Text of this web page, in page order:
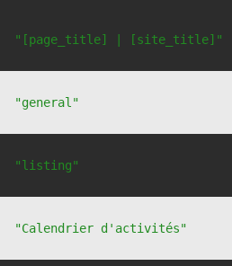
"[page_title] | [site_title]"
"general"
"listing"
"Calendrier d'activités"